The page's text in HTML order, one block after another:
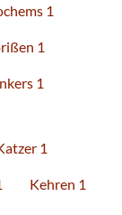
1
1
1
1
Kehren 1